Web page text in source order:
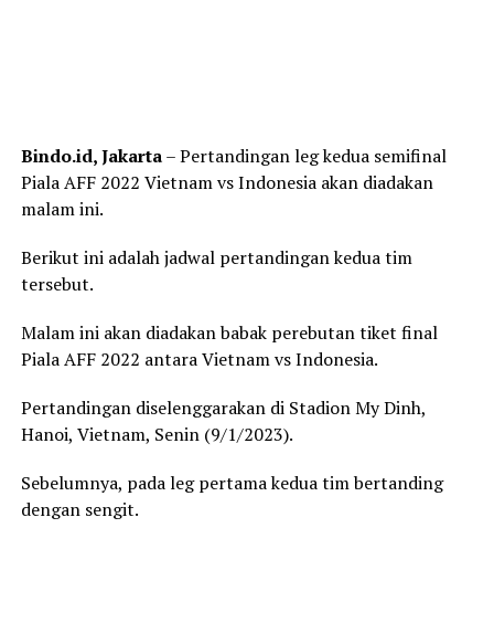
Bindo.id, Jakarta– Pertandingan leg kedua semifinal
Piala AFF 2022 Vietnam vs Indonesia akan diadakan
malam ini.
Berikut ini adalah jadwal pertandingan kedua tim
tersebut.
Malam ini akan diadakan babak perebutan tiket final
Piala AFF 2022 antara Vietnam vs Indonesia.
Pertandingan diselenggarakan di Stadion My Dinh,
Hanoi, Vietnam, Senin (9/1/2023).
Sebelumnya, pada leg pertama kedua tim bertanding
dengan sengit.